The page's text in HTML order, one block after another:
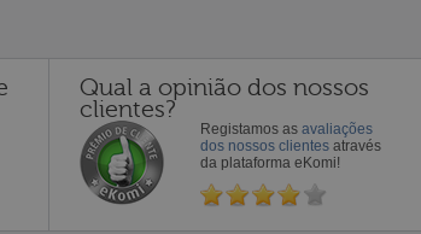
Qual a opinião dos nossos
clientes?
Registamos as avaliações
dos nossos clientes através
da plataforma eKomi!